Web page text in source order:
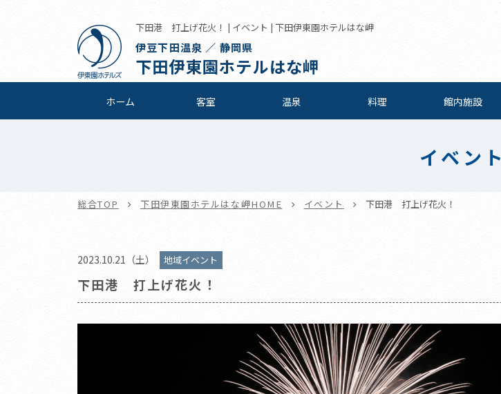
下田港 打上げ花火！ | イベント | 下田伊東園ホテルはな岬
伊豆下田温泉 ／ 静岡県
下田伊東園ホテルはな岬
ホーム 客室 温泉 料理 館内施設
イベント
総合TOP 下田伊東園ホテルはな岬HOME イベント 下田港 打上げ花火！
2023.10.21（土） 地域イベント
下田港 打上げ花火！